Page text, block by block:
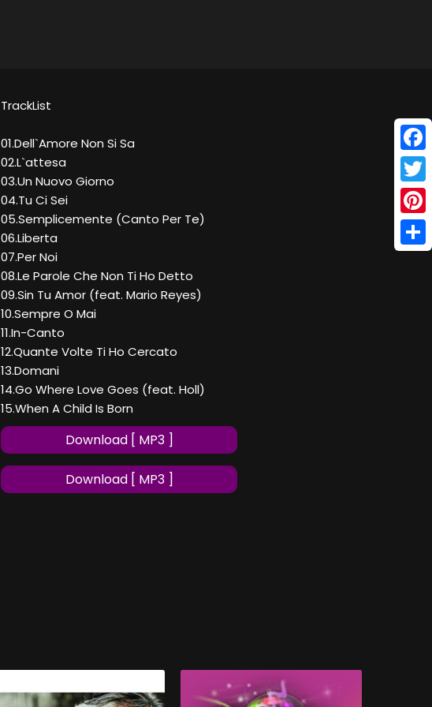
TrackList
01.Dell`Amore Non Si Sa
02.L`attesa
03.Un Nuovo Giorno
04.Tu Ci Sei
05.Semplicemente (Canto Per Te)
06.Liberta
07.Per Noi
08.Le Parole Che Non Ti Ho Detto
09.Sin Tu Amor (feat. Mario Reyes)
10.Sempre O Mai
11.In-Canto
12.Quante Volte Ti Ho Cercato
13.Domani
14.Go Where Love Goes (feat. Holl)
15.When A Child Is Born
Download [ MP3 ]
Download [ MP3 ]